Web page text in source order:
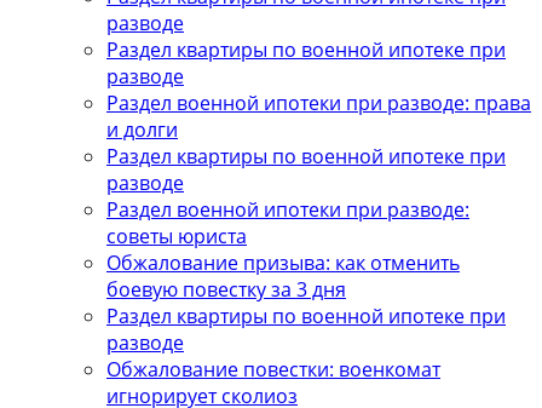
разводе
Раздел квартиры по военной ипотеке при
разводе
Раздел военной ипотеки при разводе: права
и долги
Раздел квартиры по военной ипотеке при
разводе
Раздел военной ипотеки при разводе:
советы юриста
Обжалование призыва: как отменить
боевую повестку за 3 дня
Раздел квартиры по военной ипотеке при
разводе
Обжалование повестки: военкомат
игнорирует сколиоз